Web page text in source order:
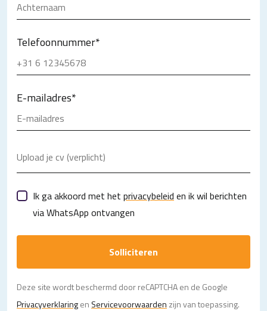
Telefoonnummer*
E-mailadres*
Upload je cv (verplicht)
Ik ga akkoord met het privacybeleid en ik wil berichten
via WhatsApp ontvangen
Solliciteren
Deze site wordt beschermd door reCAPTCHA en de Google
Privacy­verklaringen Servicevoorwaarden zijn van toepassing.